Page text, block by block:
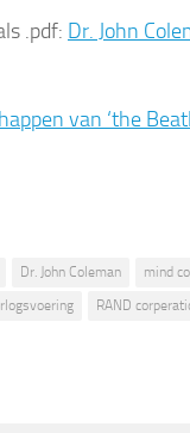
.pdf: Dr. John
van ‘the
Dr. John Coleman mind
RAND